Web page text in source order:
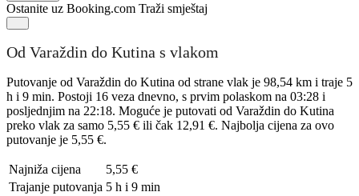
Ostanite uz Booking.com Traži smještaj
Od Varaždin do Kutina s vlakom
Putovanje od Varaždin do Kutina od strane vlak je 98,54 km i traje 5
h i 9 min. Postoji 16 veza dnevno, s prvim polaskom na 03:28 i
posljednjim na 22:18. Moguće je putovati od Varaždin do Kutina
preko vlak za samo 5,55 € ili čak 12,91 €. Najbolja cijena za ovo
putovanje je 5,55 €.
Najniža cijena
5,55 €
Trajanje putovanja 5 h i 9 min